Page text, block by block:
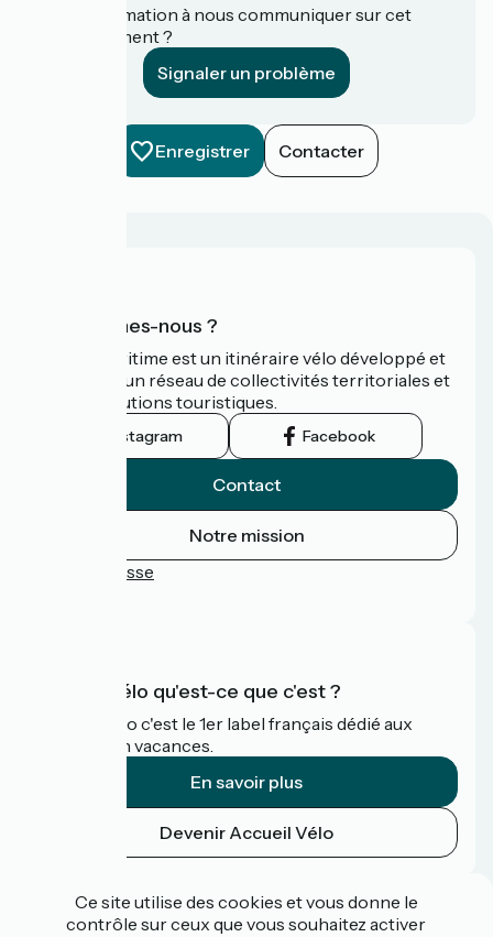
Une information à nous communiquer sur cet
établissement ?
Signaler un problème
Enregistrer Contacter
Qui sommes-nous ?
La Vélomaritime est un itinéraire vélo développé et
promu par un réseau de collectivités territoriales et
leurs institutions touristiques.
Instagram Facebook
Contact
Notre mission
Espace Presse
Accueil Vélo qu'est-ce que c'est ?
Accueil Vélo c'est le 1er label français dédié aux
cyclistes en vacances.
En savoir plus
Devenir Accueil Vélo
Ce site utilise des cookies et vous donne le
contrôle sur ceux que vous souhaitez activer